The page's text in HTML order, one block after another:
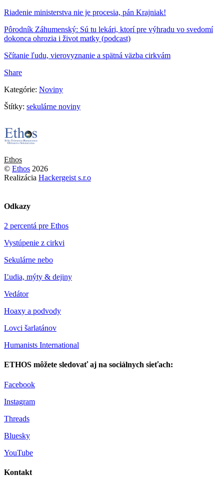
Riadenie ministerstva nie je procesia, pán Krajniak!
Pôrodník Záhumenský: Sú tu lekári, ktorí pre výhradu vo svedomí
dokonca ohrozia i život matky (podcast)
Sčítanie ľudu, vierovyznanie a spätná väzba cirkvám
Share
Kategórie: Noviny
Štítky: sekulárne noviny
Ethos
© Ethos 2026
Realizácia Hackergeist s.r.o
Odkazy
2 percentá pre Ethos
Vystúpenie z cirkvi
Sekulárne nebo
Ľudia, mýty & dejiny
Vedátor
Hoaxy a podvody
Lovci šarlatánov
Humanists International
ETHOS môžete sledovať aj na sociálnych sieťach:
Facebook
Instagram
Threads
Bluesky
YouTube
Kontakt